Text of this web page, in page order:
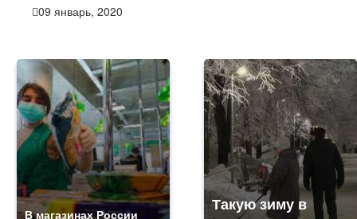
09 январь, 2020
В магазинах России
Такую зиму в